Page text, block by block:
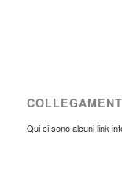
Qui ci sono alcuni link